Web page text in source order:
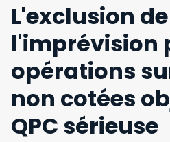
L'exclusion de
l'imprévision
opérations
non cotées
QPC sérieuse